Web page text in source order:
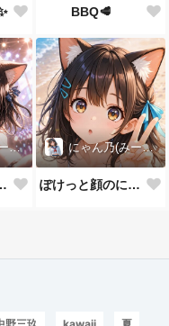
BBQ🥩
にゃん乃(みー娘)
てる？
にゃん乃(みー娘)
ぽけっと顔のにゃん乃ちゃん